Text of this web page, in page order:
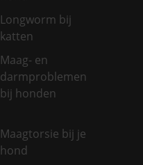
Longworm bij
katten
Maag- en
darmproblemen
bij honden
Maagtorsie bij je
hond